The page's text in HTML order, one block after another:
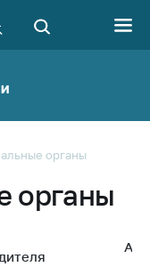
органы
органы